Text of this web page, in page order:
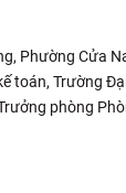
Phường Cửa
Trường
phòng